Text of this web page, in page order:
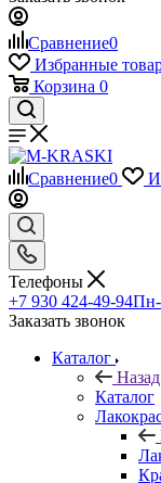
Сравнение0
Избранные
Корзина 0
Сравнение0
Телефоны
+7 930 424-49-94Пн-
Заказать звонок
Каталог
Назад
Каталог